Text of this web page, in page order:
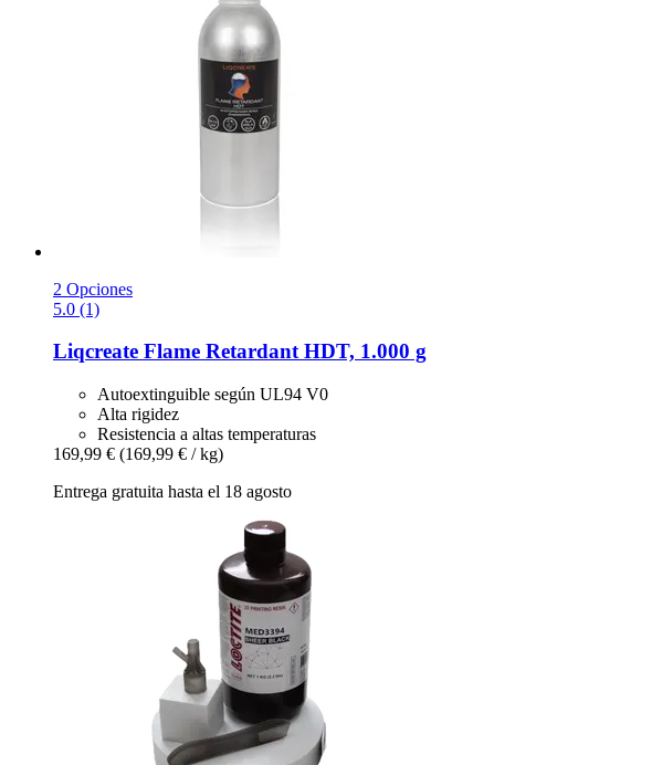
2 Opciones
5.0 (1)
Liqcreate Flame Retardant HDT, 1.000 g
Autoextinguible según UL94 V0
Alta rigidez
Resistencia a altas temperaturas
169,99 € (169,99 € / kg)
Entrega gratuita hasta el 18 agosto